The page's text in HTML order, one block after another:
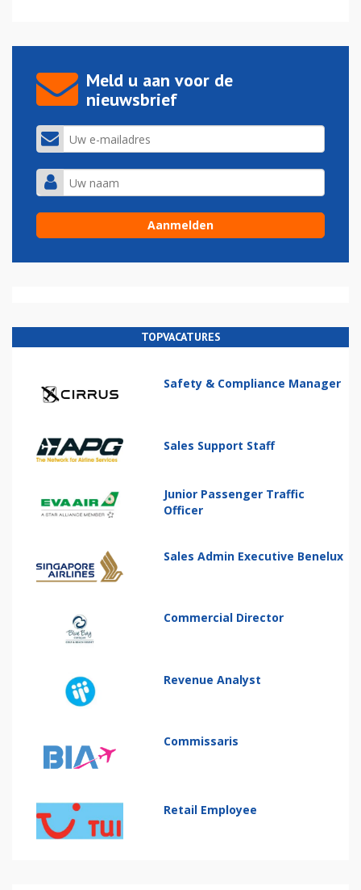
Meld u aan voor de
nieuwsbrief
TOPVACATURES
Safety & Compliance Manager
Sales Support Staff
Junior Passenger Traffic
Officer
Sales Admin Executive Benelux
Commercial Director
Revenue Analyst
Commissaris
Retail Employee